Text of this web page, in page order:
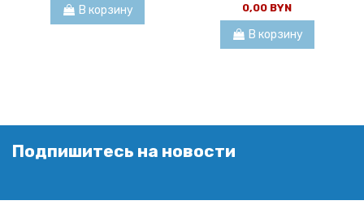
В корзину
0,00 BYN
В корзину
Подпишитесь на новости